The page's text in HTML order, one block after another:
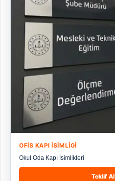
OFIS KAPI İSIMLIGI
Okul Oda Kapı İsimlikleri
Teklif Al